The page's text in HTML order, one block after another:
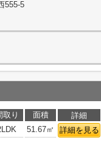
555-5
取り 面積 詳細
51.67㎡ 詳細を見る